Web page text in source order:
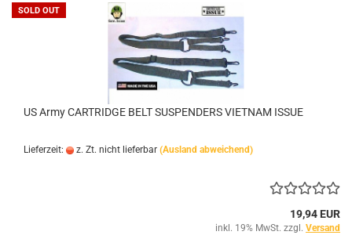
SOLD OUT
US Army CARTRIDGE BELT SUSPENDERS VIETNAM ISSUE
Lieferzeit: z. Zt. nicht lieferbar (Ausland abweichend)
19,94 EUR
inkl. 19% MwSt. zzgl. Versand